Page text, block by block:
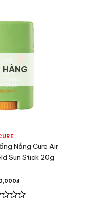
HÀNG
Nắng Cure Air
Sun Stick 20g
₫